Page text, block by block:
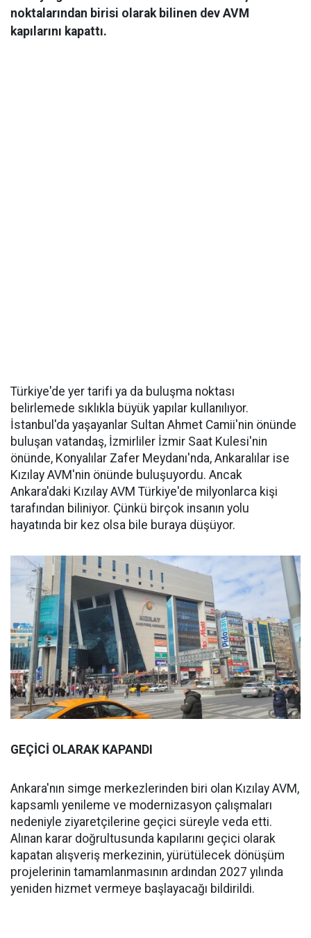
noktalarından birisi olarak bilinen dev AVM
kapılarını kapattı.
Türkiye'de yer tarifi ya da buluşma noktası
belirlemede sıklıkla büyük yapılar kullanılıyor.
İstanbul'da yaşayanlar Sultan Ahmet Camii'nin önünde
buluşan vatandaş, İzmirliler İzmir Saat Kulesi'nin
önünde, Konyalılar Zafer Meydanı'nda, Ankaralılar ise
Kızılay AVM'nin önünde buluşuyordu. Ancak
Ankara'daki Kızılay AVM Türkiye'de milyonlarca kişi
tarafından biliniyor. Çünkü birçok insanın yolu
hayatında bir kez olsa bile buraya düşüyor.
GEÇİCİ OLARAK KAPANDI
Ankara'nın simge merkezlerinden biri olan Kızılay AVM,
kapsamlı yenileme ve modernizasyon çalışmaları
nedeniyle ziyaretçilerine geçici süreyle veda etti.
Alınan karar doğrultusunda kapılarını geçici olarak
kapatan alışveriş merkezinin, yürütülecek dönüşüm
projelerinin tamamlanmasının ardından 2027 yılında
yeniden hizmet vermeye başlayacağı bildirildi.